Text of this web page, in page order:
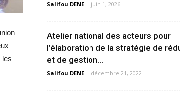
les
Salifou DENE - juin 1, 2026
Atelier national des acteurs pour
l’élaboration de la stratégie de
et de gestion...
Salifou DENE - décembre 21, 2022